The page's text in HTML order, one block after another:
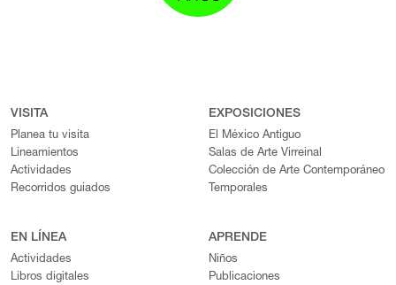
VISITA
Planea tu visita
Lineamientos
Actividades
Recorridos guiados
EXPOSICIONES
El México Antiguo
Salas de Arte Virreinal
Colección de Arte Contemporáneo
Temporales
EN LÍNEA
Actividades
Libros digitales
APRENDE
Niños
Publicaciones